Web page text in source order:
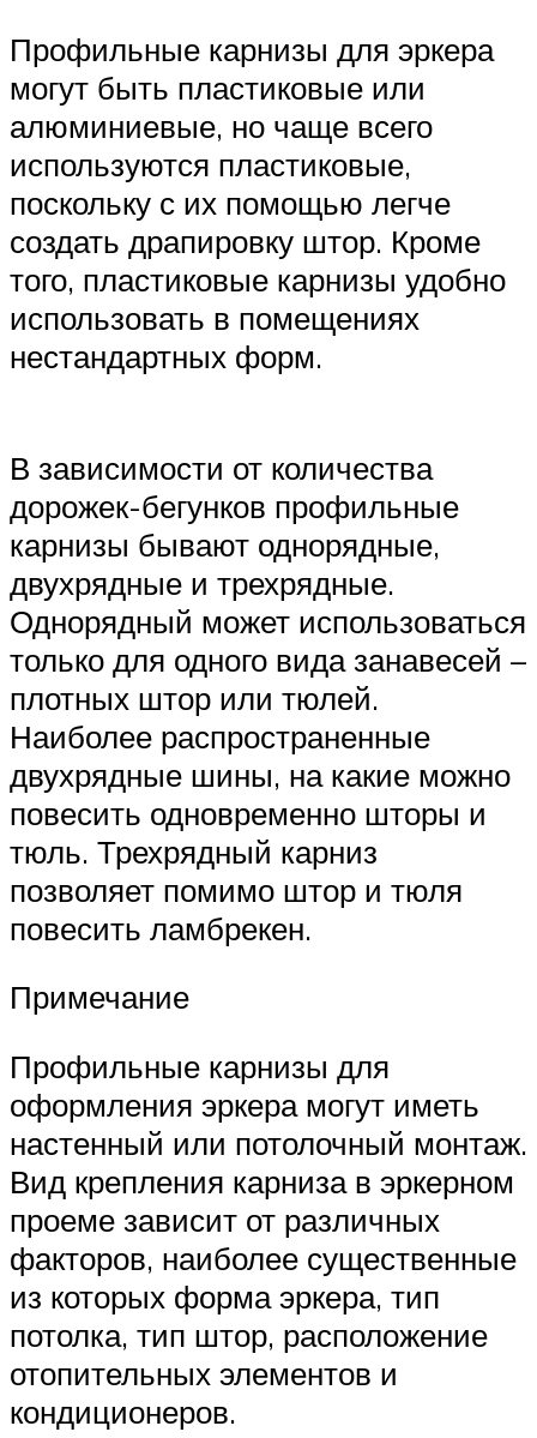
Профильные карнизы для эркера
могут быть пластиковые или
алюминиевые, но чаще всего
используются пластиковые,
поскольку с их помощью легче
создать драпировку штор. Кроме
того, пластиковые карнизы удобно
использовать в помещениях
нестандартных форм.
В зависимости от количества
дорожек-бегунков профильные
карнизы бывают однорядные,
двухрядные и трехрядные.
Однорядный может использоваться
только для одного вида занавесей –
плотных штор или тюлей.
Наиболее распространенные
двухрядные шины, на какие можно
повесить одновременно шторы и
тюль. Трехрядный карниз
позволяет помимо штор и тюля
повесить ламбрекен.
Примечание
Профильные карнизы для
оформления эркера могут иметь
настенный или потолочный монтаж.
Вид крепления карниза в эркерном
проеме зависит от различных
факторов, наиболее существенные
из которых форма эркера, тип
потолка, тип штор, расположение
отопительных элементов и
кондиционеров.